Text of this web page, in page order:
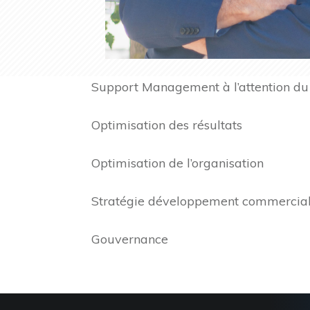
Support Management à l’attention
Optimisation des résultats
Optimisation de l’organisation
Stratégie développement
Gouvernance